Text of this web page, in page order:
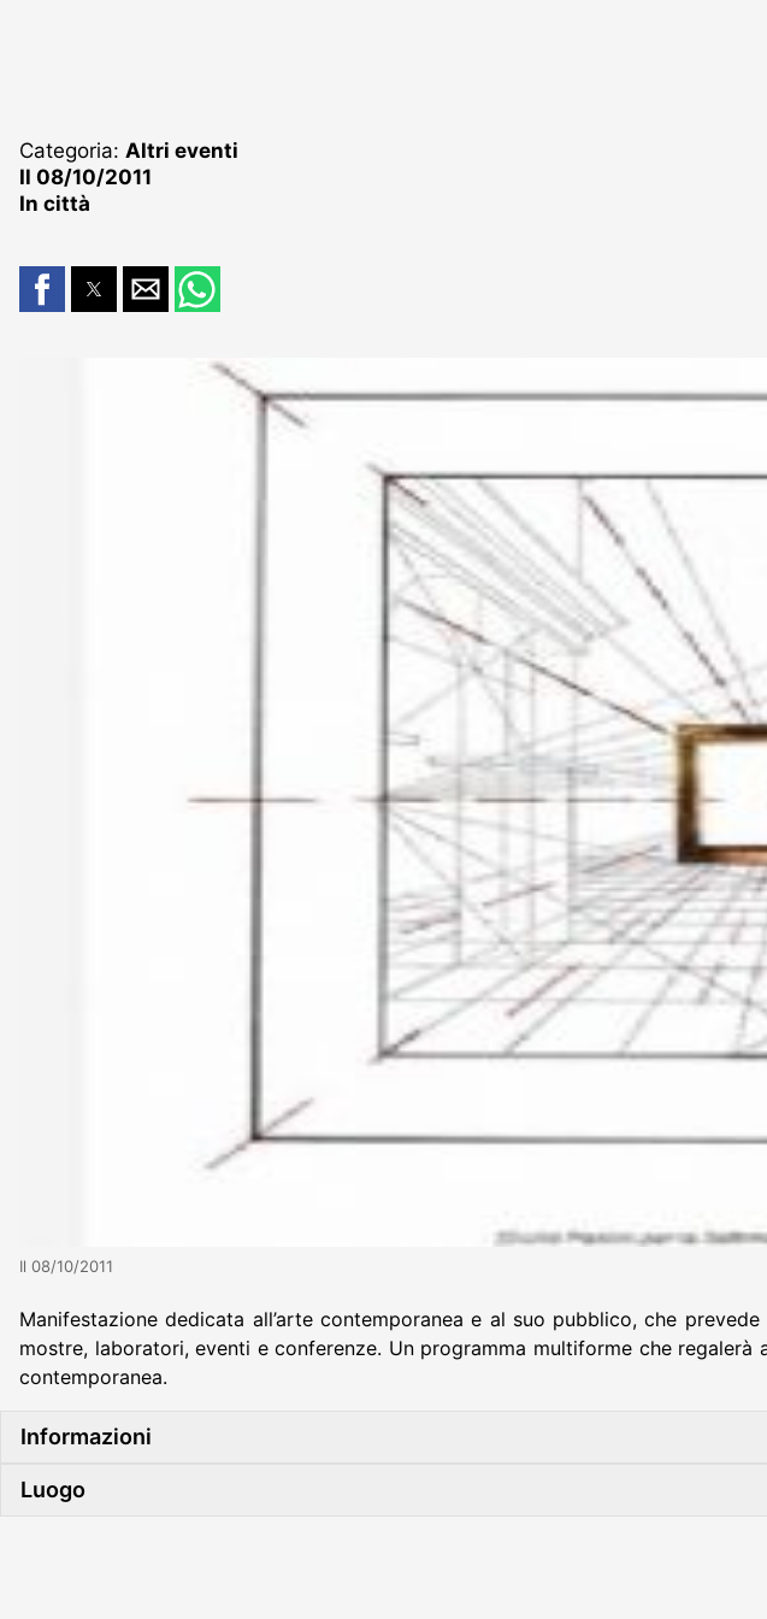
Categoria: Altri eventi
Il 08/10/2011
In città
Il 08/10/2011
Manifestazione dedicata all’arte contemporanea e al suo pubblico, che
mostre, laboratori, eventi e conferenze. Un programma multiforme che
contemporanea.
Informazioni
Luogo